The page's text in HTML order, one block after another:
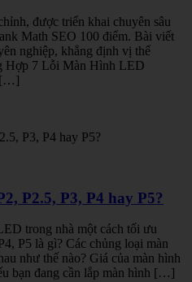
được triển khai chuyên sâu
Math SEO 100 điểm. Bài viết
nghiệp, khẳng định vị thế
Hợp 7 Lỗi Màn Hình LED
[…]
P2.5, P3, P4 hay P5?
trong nhà một cách tối ưu
P5 là gì? Các chủng loại màn
như thế nào? Giá của màn hình
bạn đang cần lắp màn hình […]